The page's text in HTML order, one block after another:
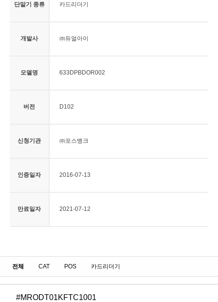
단말기 종류 카드리더기
개발사 ㈜듀얼아이
모델명 633DPBDOR002
버전 D102
신청기관 ㈜포스뱅크
인증일자 2016-07-13
만료일자 2021-07-12
전체 CAT POS 카드리더기
#MRODT01KFTC1001